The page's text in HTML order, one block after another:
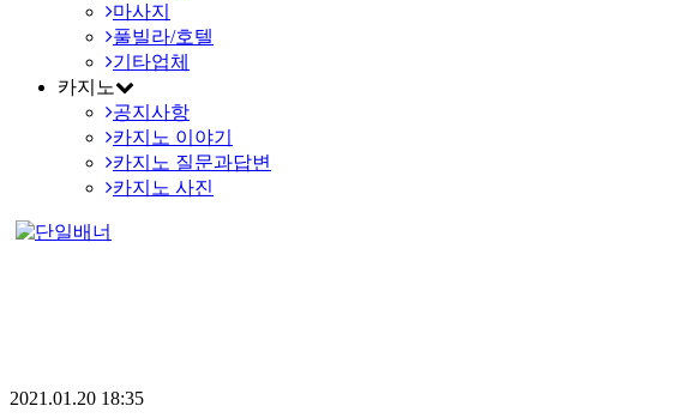
마사지
풀빌라/호텔
기타업체
카지노
공지사항
카지노 이야기
카지노 질문과답변
카지노 사진
2021.01.20 18:35